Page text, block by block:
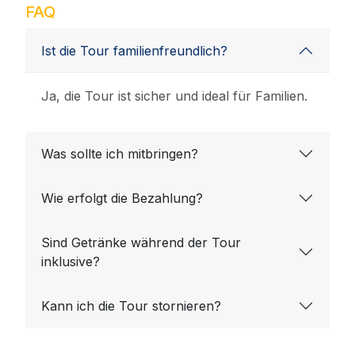
FAQ
Ist die Tour familienfreundlich?
Ja, die Tour ist sicher und ideal für Familien.
Was sollte ich mitbringen?
Wie erfolgt die Bezahlung?
Sind Getränke während der Tour
inklusive?
Kann ich die Tour stornieren?